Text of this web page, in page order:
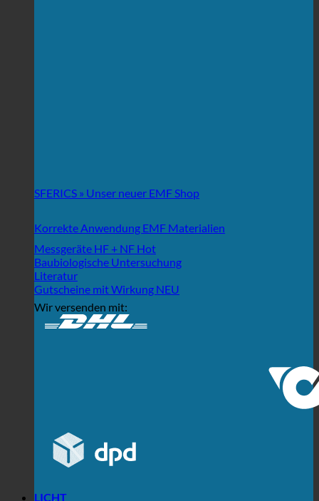
SFERICS » Unser neuer EMF Shop
Korrekte Anwendung EMF Materialien
Messgeräte HF + NF
Baubiologische Untersuchung
Literatur
Gutscheine mit Wirkung
Wir versenden mit:
LICHT